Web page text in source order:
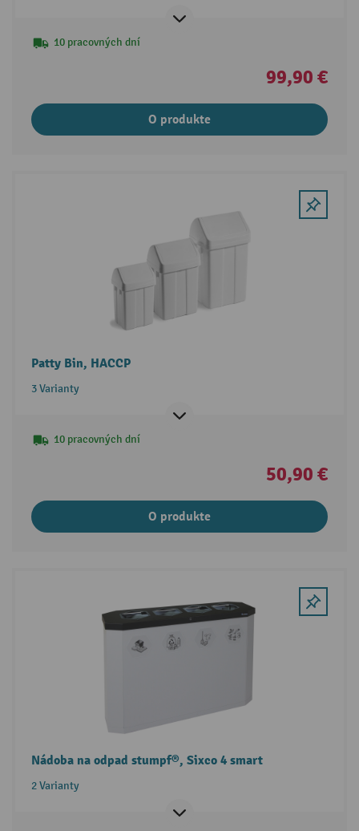
10 pracovných dní
99,90 €
O produkte
Patty Bin, HACCP
3 Varianty
10 pracovných dní
50,90 €
O produkte
Nádoba na odpad stumpf®, Sixco 4 smart
2 Varianty